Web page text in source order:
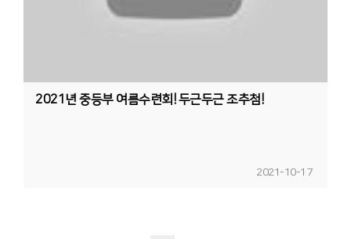
2021년 중등부 여름수련회! 두근두근 조추첨!
2021-10-17